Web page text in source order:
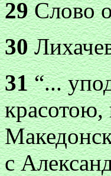
29Слово
30
31“...
с